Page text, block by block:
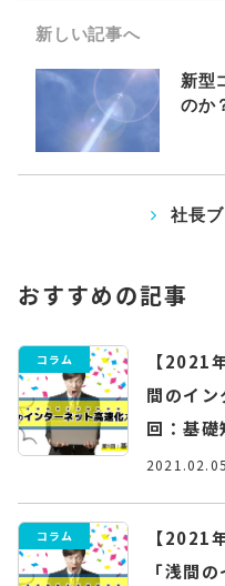
新しい記事へ
新型
のか
社長
おすすめの記事
コラム
【2021
間のイ
回：基礎
2021.02.05
コラム
【2021
「浅間